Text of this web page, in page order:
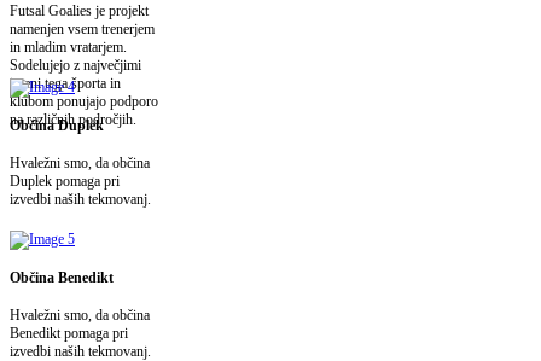
Futsal Goalies je projekt
namenjen vsem trenerjem
in mladim vratarjem.
Sodelujejo z največjimi
imeni tega športa in
klubom ponujajo podporo
na različnih področjih.
Občina Duplek
Hvaležni smo, da občina
Duplek pomaga pri
izvedbi naših tekmovanj.
Občina Benedikt
Hvaležni smo, da občina
Benedikt pomaga pri
izvedbi naših tekmovanj.